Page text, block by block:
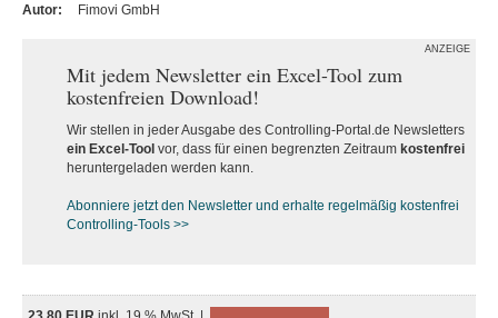
Autor:
Fimovi GmbH
ANZEIGE
Mit jedem Newsletter ein Excel-Tool zum
kostenfreien Download!
Wir stellen in jeder Ausgabe des Controlling-Portal.de Newsletters
ein Excel-Tool vor, dass für einen begrenzten Zeitraum kostenfrei
heruntergeladen werden kann.
Abonniere jetzt den Newsletter und erhalte regelmäßig kostenfrei
Controlling-Tools >>